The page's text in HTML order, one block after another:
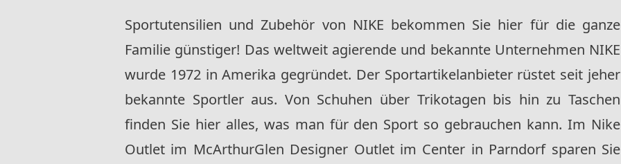
Sportutensilien und Zubehör von NIKE bekommen Sie hier für die ganze
Familie günstiger! Das weltweit agierende und bekannte Unternehmen NIKE
wurde 1972 in Amerika gegründet. Der Sportartikelanbieter rüstet seit jeher
bekannte Sportler aus. Von Schuhen über Trikotagen bis hin zu Taschen
finden Sie hier alles, was man für den Sport so gebrauchen kann.Im Nike
Outlet im McArthurGlen Designer Outlet im Center in Parndorfsparen Sie